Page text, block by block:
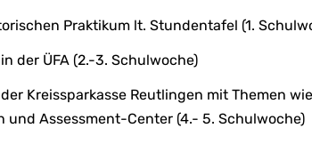
Praktikum lt. Stundentafel (1.
der ÜFA (2.-3. Schulwoche)
Kreissparkasse Reutlingen mit Themen
und Assessment-Center (4.- 5. Schulwoche)